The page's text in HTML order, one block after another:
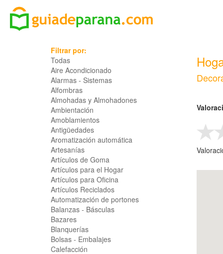
Filtrar por:
Todas
Aire Acondicionado
Alarmas - Sistemas
Alfombras
Almohadas y Almohadones
Ambientación
Amoblamientos
Antigüedades
Aromatización automática
Artesanías
Artículos de Goma
Artículos para el Hogar
Artículos para Oficina
Artículos Reciclados
Automatización de portones
Balanzas - Básculas
Bazares
Blanquerías
Bolsas - Embalajes
Calefacción